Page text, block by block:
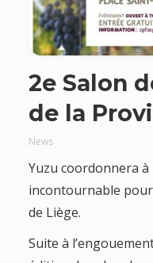
2e Salon
de la
News
Yuzu coordonnera
incontournable
de Liège.
Suite à